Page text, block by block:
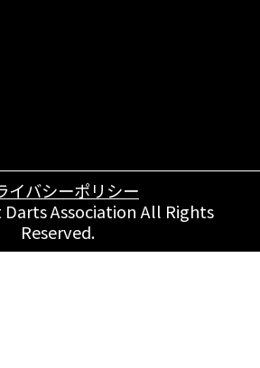
イバシーポリシー
Association All Rights
Reserved.